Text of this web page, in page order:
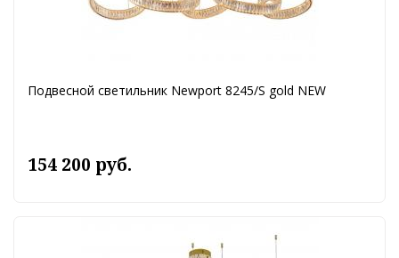
Подвесной светильник Newport 8245/S gold NEW
154 200 руб.